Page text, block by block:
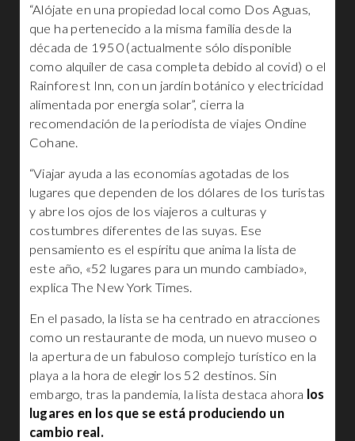
“Alójate en una propiedad local como Dos Aguas,
que ha pertenecido a la misma familia desde la
década de 1950 (actualmente sólo disponible
como alquiler de casa completa debido al covid) o el
Rainforest Inn, con un jardín botánico y electricidad
alimentada por energía solar”, cierra la
recomendación de la periodista de viajes Ondine
Cohane.
“Viajar ayuda a las economías agotadas de los
lugares que dependen de los dólares de los turistas
y abre los ojos de los viajeros a culturas y
costumbres diferentes de las suyas. Ese
pensamiento es el espíritu que anima la lista de
este año, «52 lugares para un mundo cambiado»,
explica The New York Times.
En el pasado, la lista se ha centrado en atracciones
como un restaurante de moda, un nuevo museo o
la apertura de un fabuloso complejo turístico en la
playa a la hora de elegir los 52 destinos. Sin
embargo, tras la pandemia, la lista destaca ahora los
lugares en los que se está produciendo un
cambio real.